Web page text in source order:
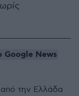
Google News
από την Ελλάδα